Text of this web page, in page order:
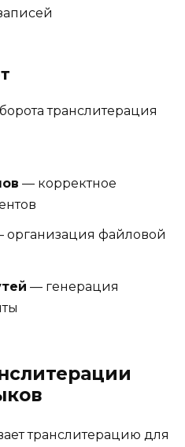
транслитерация
— корректное
организация файловой
— генерация
транслитерацию для